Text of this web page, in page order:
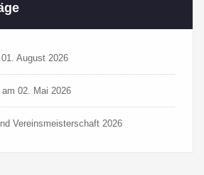
August 2026
02. Mai 2026
Vereinsmeisterschaft 2026